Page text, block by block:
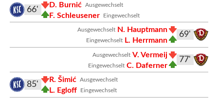
Ausgewechselt
D. Burnić
Eingewechselt
F. Schleusener
66'
69'
Ausgewechselt N. Hauptmann
Eingewechselt L. Herrmann
77'
Ausgewechselt V. Vermeij
Eingewechselt C. Daferner
Ausgewechselt
R. Šimić
Eingewechselt
L. Egloff
85'